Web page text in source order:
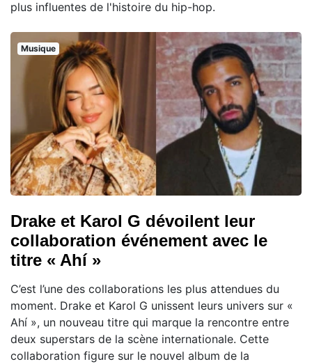
plus influentes de l'histoire du hip-hop.
Musique
Drake et Karol G dévoilent leur
collaboration événement avec le
titre « Ahí »
C’est l’une des collaborations les plus attendues du
moment. Drake et Karol G unissent leurs univers sur «
Ahí », un nouveau titre qui marque la rencontre entre
deux superstars de la scène internationale. Cette
collaboration figure sur le nouvel album de la